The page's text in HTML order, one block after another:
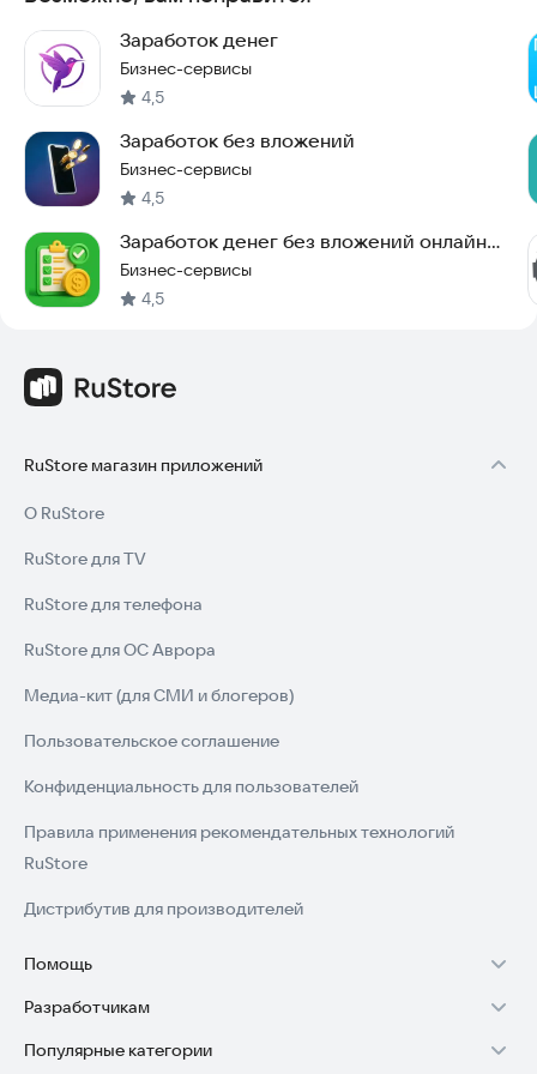
Заработок денег
Бизнес-сервисы
4,5
Заработок без вложений
Бизнес-сервисы
4,5
Заработок денег без вложений онлайн
Money App
Бизнес-сервисы
4,5
RuStore магазин приложений
О RuStore
RuStore для TV
RuStore для телефона
RuStore для ОС Аврора
Медиа-кит (для СМИ и блогеров)
Пользовательское соглашение
Конфиденциальность для пользователей
Правила применения рекомендательных технологий
RuStore
Дистрибутив для производителей
Помощь
Установка RuStore на TV
Установка RuStore на телефон
Разработчикам
Зарабатывать с RuStore
Популярные категории